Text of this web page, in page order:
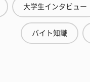
大学生インタビュー
バイト知識